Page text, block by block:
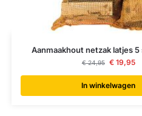
Aanmaakhout netzak latjes 5
€24,95 €19,95
In winkelwagen